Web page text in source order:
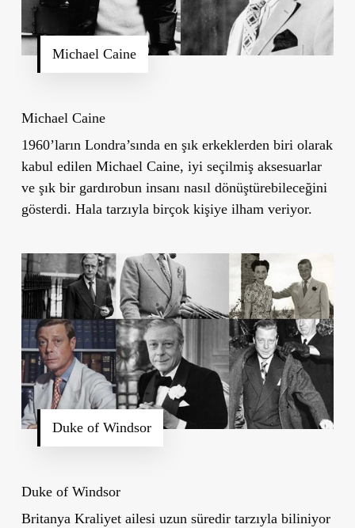
Michael Caine
Michael Caine
1960’ların Londra’sında en şık erkeklerden biri olarak
kabul edilen Michael Caine, iyi seçilmiş aksesuarlar
ve şık bir gardırobun insanı nasıl dönüştürebileceğini
gösterdi. Hala tarzıyla birçok kişiye ilham veriyor.
Duke of Windsor
Duke of Windsor
Britanya Kraliyet ailesi uzun süredir tarzıyla biliniyor